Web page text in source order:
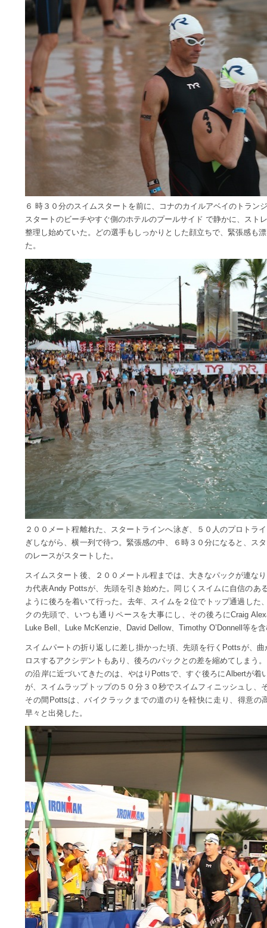
６ 時３０分のスイムスタートを前に、コナのカイルアベイのトラン
スタートのビーチやすぐ側のホテルのプールサイド で静かに、スト
整理し始めていた。どの選手もしっかりとした顔立ちで、緊張感も
た。
２００メート程離れた、スタートラインへ泳ぎ、５０人のプロトラ
ぎしながら、横一列で待つ。緊張感の中、６時３０分になると、ス
のレースがスタートした。
スイムスタート後、２００メートル程までは、大きなパックが連な
カ代表Andy Pottsが、先頭を引き始めた。同じくスイムに自信のあ
ように後ろを着いて行った。去年、スイムを２位でトップ通過した
クの先頭で、いつも通りペースを大事にし、その後ろにCraig
Luke Bell、Luke McKenzie、David Dellow、Timothy O’Donnell等を
スイムパートの折り返しに差し掛かった頃、先頭を行くPottsが、
ロスするアクシデントもあり、後ろのパックとの差を縮めてしまう
の沿岸に近づいてきたのは、やはりPottsで、すぐ後ろにAlbertが着
が、スイムラップトップの５０分３０秒でスイムフィニッシュし、
その間Pottsは、バイクラックまでの道のりを軽快に走り、得意の
早々と出発した。